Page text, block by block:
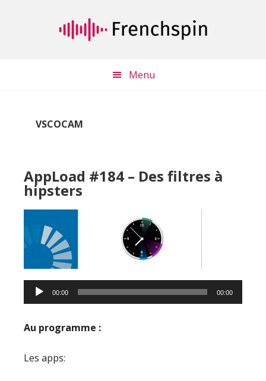
Menu
VSCOCAM
AppLoad #184 – Des filtres à
hipsters
00:00 00:00
Au programme :
Les apps: